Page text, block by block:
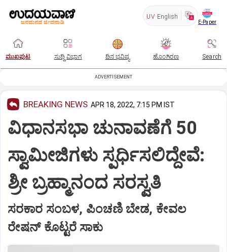
UV English
E-Paper
ಮುಖಪುಟ ಸುದ್ದಿ ವಿಭಾಗ ದಿನ ಭವಿಷ್ಯ ಹೊಂಗಿರಣ Search
ADVERTISEMENT
BREAKING NEWS APR 18, 2022, 7:15 PM IST
ವಿಧಾನಸಭಾ ಚುನಾವಣೆಗೆ 50
ಸ್ವಾಮೀಜಿಗಳು ಸ್ಪರ್ಧಿಸಲಿದ್ದೇವೆ:
ಶ್ರೀ ಬ್ರಹ್ಮಾನಂದ ಸರಸ್ವತಿ
ಸರಕಾರ ಸಂಬಳ, ಪಿಂಚಣಿ ಬೇಡ, ಕೇವಲ
ರೇಷನ್ ಕೊಟ್ಟರೆ ಸಾಕು